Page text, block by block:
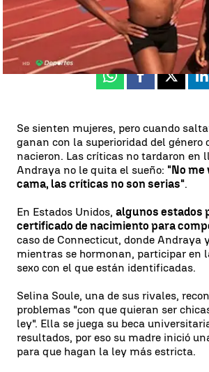
Antena 3 Noticias Madrid
Publicado: 26 de febrero de 2019, 15:47
Whatsapp
Facebook
X
Se sienten mujeres, pero cuando
ganan con la superioridad del género
nacieron. Las críticas no tardaron en
Andraya no le quita el sueño: "No me
cama, las críticas no son serias".
En Estados Unidos, algunos estados
certificado de nacimiento para
caso de Connecticut, donde Andraya
mientras se hormonan, participar en
sexo con el que están identificadas.
Selina Soule, una de sus rivales,
problemas "con que quieran ser
ley". Ella se juega su beca
resultados, por eso su madre inició
para que hagan la ley más estricta.